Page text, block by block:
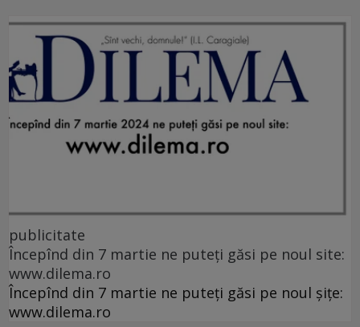
publicitate
Începînd din 7 martie ne puteți găsi pe noul site:
www.dilema.ro
Începînd din 7 martie ne puteți găsi pe noul șițe:
www.dilema.ro